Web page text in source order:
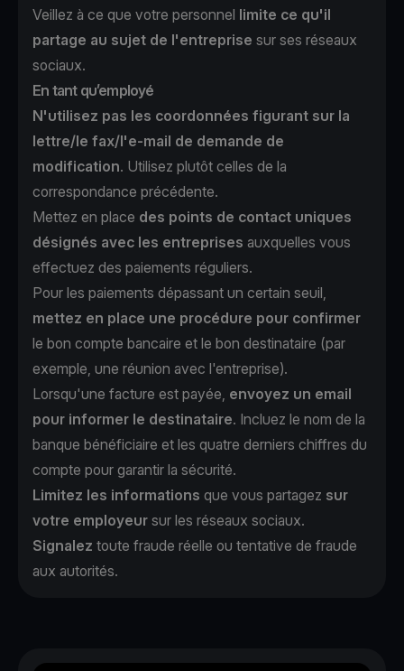
Veillez à ce que votre personnel limite ce qu'il
partage au sujet de l'entreprise sur ses réseaux
sociaux.
En tant qu’employé
N'utilisez pas les coordonnées figurant sur la
lettre/le fax/l'e-mail de demande de
modification. Utilisez plutôt celles de la
correspondance précédente.
Mettez en place des points de contact uniques
désignés avec les entreprises auxquelles vous
effectuez des paiements réguliers.
Pour les paiements dépassant un certain seuil,
mettez en place une procédure pour confirmer
le bon compte bancaire et le bon destinataire (par
exemple, une réunion avec l'entreprise).
Lorsqu'une facture est payée, envoyez un email
pour informer le destinataire. Incluez le nom de la
banque bénéficiaire et les quatre derniers chiffres du
compte pour garantir la sécurité.
Limitez les informations que vous partagez sur
votre employeur sur les réseaux sociaux.
Signalez toute fraude réelle ou tentative de fraude
aux autorités.